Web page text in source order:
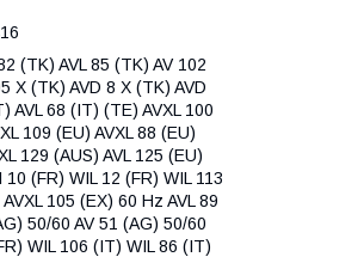
(TK) AVL 85 (TK) AV 102
X (TK) AVD 8 X (TK) AVD
AVL 68 (IT) (TE) AVXL 100
109 (EU) AVXL 88 (EU)
129 (AUS) AVL 125 (EU)
10 (FR) WIL 12 (FR) WIL 113
105 (EX) 60 Hz AVL 89
50/60 AV 51 (AG) 50/60
WIL 106 (IT) WIL 86 (IT)